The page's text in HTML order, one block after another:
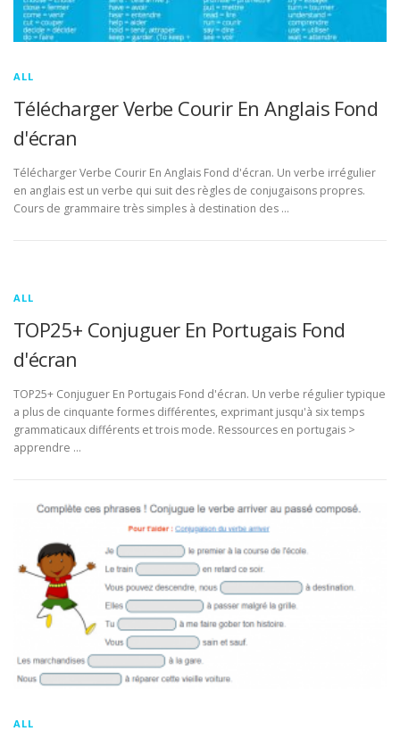
ALL
Télécharger Verbe Courir En Anglais Fond
d'écran
Télécharger Verbe Courir En Anglais Fond d'écran. Un verbe irrégulier
en anglais est un verbe qui suit des règles de conjugaisons propres.
Cours de grammaire très simples à destination des …
ALL
TOP25+ Conjuguer En Portugais Fond
d'écran
TOP25+ Conjuguer En Portugais Fond d'écran. Un verbe régulier typique
a plus de cinquante formes différentes, exprimant jusqu'à six temps
grammaticaux différents et trois mode. Ressources en portugais >
apprendre …
ALL